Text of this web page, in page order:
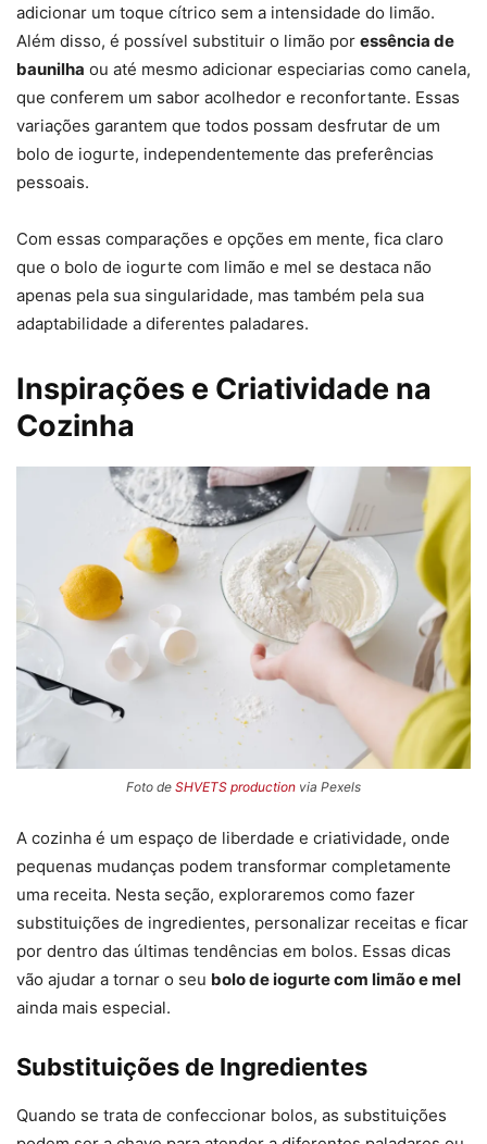
adicionar um toque cítrico sem a intensidade do limão.
Além disso, é possível substituir o limão por essência de
baunilha ou até mesmo adicionar especiarias como canela,
que conferem um sabor acolhedor e reconfortante. Essas
variações garantem que todos possam desfrutar de um
bolo de iogurte, independentemente das preferências
pessoais.
Com essas comparações e opções em mente, fica claro
que o bolo de iogurte com limão e mel se destaca não
apenas pela sua singularidade, mas também pela sua
adaptabilidade a diferentes paladares.
Inspirações e Criatividade na
Cozinha
Foto de SHVETS production via Pexels
A cozinha é um espaço de liberdade e criatividade, onde
pequenas mudanças podem transformar completamente
uma receita. Nesta seção, exploraremos como fazer
substituições de ingredientes, personalizar receitas e ficar
por dentro das últimas tendências em bolos. Essas dicas
vão ajudar a tornar o seu bolo de iogurte com limão e mel
ainda mais especial.
Substituições de Ingredientes
Quando se trata de confeccionar bolos, as substituições